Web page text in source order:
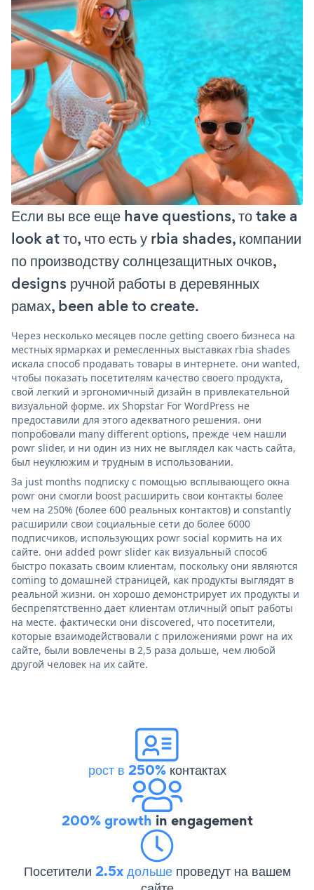
Если вы все еще have questions, то take a
look at то, что есть у rbia shades, компании
по производству солнцезащитных очков,
designs ручной работы в деревянных
рамах, been able to create.
Через несколько месяцев после getting своего бизнеса на
местных ярмарках и ремесленных выставках rbia shades
искала способ продавать товары в интернете. они wanted,
чтобы показать посетителям качество своего продукта,
свой легкий и эргономичный дизайн в привлекательной
визуальной форме. их Shopstar For WordPress не
предоставили для этого адекватного решения. они
попробовали many different options, прежде чем нашли
powr slider, и ни один из них не выглядел как часть сайта,
был неуклюжим и трудным в использовании.
За just months подписку с помощью всплывающего окна
powr они смогли boost расширить свои контакты более
чем на 250% (более 600 реальных контактов) и constantly
расширили свои социальные сети до более 6000
подписчиков, использующих powr social кормить на их
сайте. они added powr slider как визуальный способ
быстро показать своим клиентам, поскольку они являются
coming to домашней страницей, как продукты выглядят в
реальной жизни. он хорошо демонстрирует их продукты и
беспрепятственно дает клиентам отличный опыт работы
на месте. фактически они discovered, что посетители,
которые взаимодействовали с приложениями powr на их
сайте, были вовлечены в 2,5 раза дольше, чем любой
другой человек на их сайте.
рост в 250%контактах
200% growth in engagement
Посетители 2.5x дольше проведут на вашем